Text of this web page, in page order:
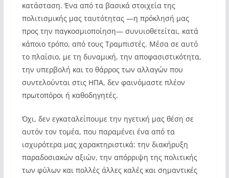
κατάσταση. Ένα από τα βασικά στοιχεία της
πολιτισμικής μας ταυτότητας —η πρόκλησή μας
προς την παγκοσμιοποίηση— συνυιοθετείται, κατά
κάποιο τρόπο, από τους Τραμπιστές. Μέσα σε αυτό
το πλαίσιο, με τη δυναμική, την αποφασιστικότητα,
την υπερβολή και το θάρρος των αλλαγών που
συντελούνται στις ΗΠΑ, δεν φαινόμαστε πλέον
πρωτοπόροι ή καθοδηγητές.
Όχι, δεν εγκαταλείπουμε την ηγετική μας θέση σε
αυτόν τον τομέα, που παραμένει ένα από τα
ισχυρότερα μας χαρακτηριστικά: την διακήρυξη
παραδοσιακών αξιών, την απόρριψη της πολιτικής
των φύλων και πολλές άλλες καλές και σημαντικές